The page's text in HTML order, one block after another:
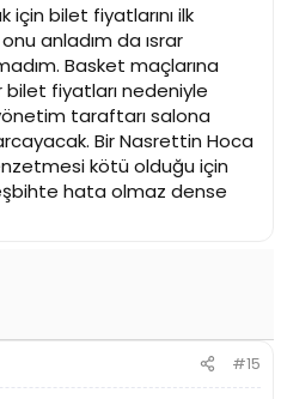
için bilet fiyatlarını ilk
anladım da ısrar
Basket maçlarına
bilet fiyatları nedeniyle
taraftarı salona
Bir Nasrettin Hoca
kötü olduğu için
hata olmaz dense
#15